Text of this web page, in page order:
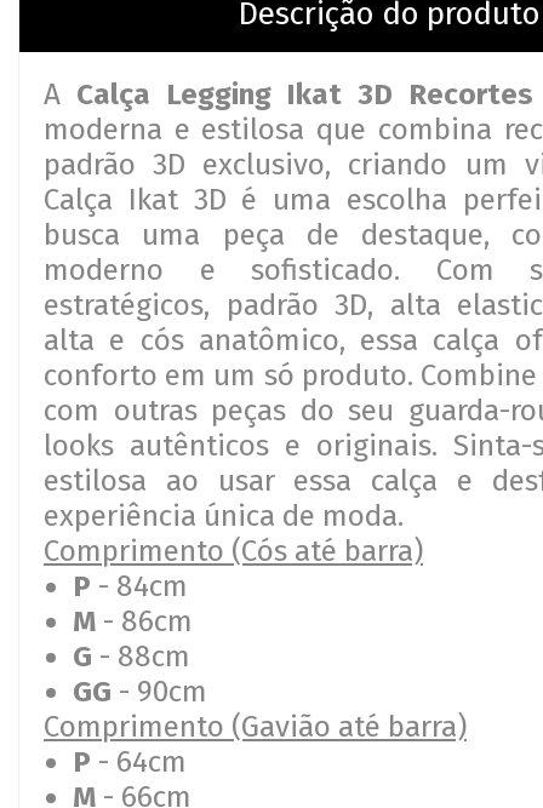
Descrição do produto
A Calça Legging Ikat 3D Recortes
moderna e estilosa que combina
padrão 3D exclusivo, criando um
Calça Ikat 3D é uma escolha
busca uma peça de destaque,
moderno e sofisticado. Com
estratégicos, padrão 3D, alta
alta e cós anatômico, essa calça
conforto em um só produto. Combine
com outras peças do seu guarda-
looks autênticos e originais.
estilosa ao usar essa calça e
experiência única de moda.
Comprimento (Cós até barra)
P - 84cm
M - 86cm
G - 88cm
GG - 90cm
Comprimento (Gavião até barra)
P - 64cm
M - 66cm